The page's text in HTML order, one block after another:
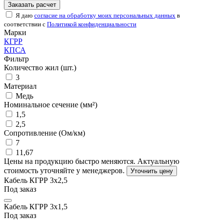
Заказать расчет
Я даю согласие на обработку моих персональных данных в
соответствии с Политикой конфиденциальности
Марки
КГРР
КПСА
Фильтр
Количество жил (шт.)
3
Материал
Медь
Номинальное сечение (мм²)
1,5
2,5
Сопротивление (Ом/км)
7
11,67
Цены на продукцию быстро меняются. Актуальную
стоимость уточняйте у менеджеров.
Уточнить цену
Кабель КГРР 3х2,5
Под заказ
Кабель КГРР 3х1,5
Под заказ